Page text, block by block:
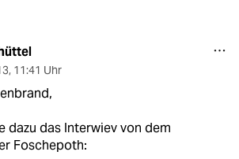
, 11:41 Uhr
dazu das Interwiev von dem
Foschepoth: